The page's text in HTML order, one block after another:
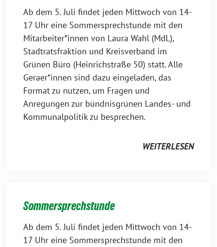
Ab dem 5. Juli findet jeden Mittwoch von 14-
17 Uhr eine Sommersprechstunde mit den
Mitarbeiter*innen von Laura Wahl (MdL),
Stadtratsfraktion und Kreisverband im
Grünen Büro (Heinrichstraße 50) statt. Alle
Geraer*innen sind dazu eingeladen, das
Format zu nutzen, um Fragen und
Anregungen zur bündnisgrünen Landes- und
Kommunalpolitik zu besprechen.
WEITERLESEN
Sommersprechstunde
Ab dem 5. Juli findet jeden Mittwoch von 14-
17 Uhr eine Sommersprechstunde mit den